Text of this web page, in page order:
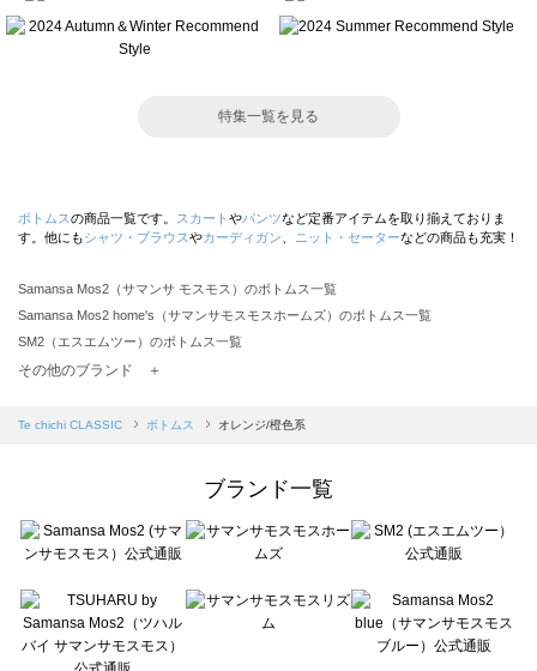
特集一覧を見る
ボトムスの商品一覧です。 スカート やパンツなど定番アイテムを取り揃えておりま
す。他にもシャツ・ブラウスやカーディガン ニット・セーターなどの商品も充実！
Samansa Mos2（サマンサ モスモス）のボトムス一覧
Samansa Mos2 home's（サマンサモスモスホームズ）のボトムス一覧
SM2（エスエムツー）のボトムス一覧
TSUHARU by Samansa Mos2（ツハルバイサマンサモスモス）のボトムス一覧
Samansa Mos2 blue（サマンサモスモス ブルー）のボトムス一覧
sō4ū（ソウフォーユー）のボトムス一覧
Te chichi（テチチ）のボトムス一覧
Te chichi CLASSIC（テチチ クラシック）のボトムス一覧
Lugnoncure（ルノンキュール）のボトムス一覧
BETTY'S BLUE（べティーズブルー）のボトムス一覧
Wpc.（ワールドパーティー）のボトムス一覧
その他のブランド ＋
Te chichi CLASSIC ボトムス オレンジ/橙色系
ブランド一覧